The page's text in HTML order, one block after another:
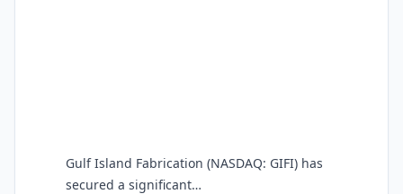
Gulf Island Fabrication (NASDAQ: GIFI) has
secured a significant…